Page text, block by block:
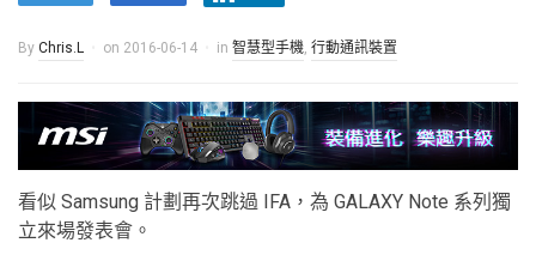
By Chris.L on 2016-06-14 in 智慧型手機, 行動通訊裝置
看似 Samsung 計劃再次跳過 IFA，為 GALAXY Note 系列獨
立來場發表會。